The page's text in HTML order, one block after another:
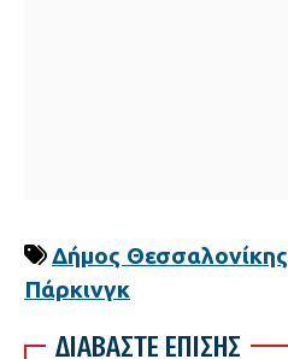
Δήμος Θεσσαλονίκης
Πάρκινγκ
ΔΙΑΒΑΣΤΕ ΕΠΙΣΗΣ